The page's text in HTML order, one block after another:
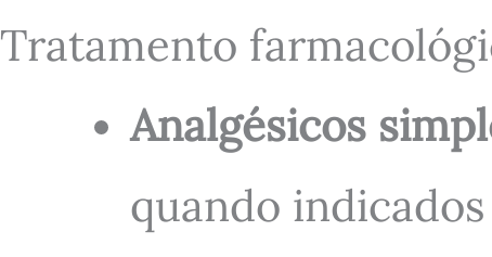
Tratamento
Analgésicos
quando